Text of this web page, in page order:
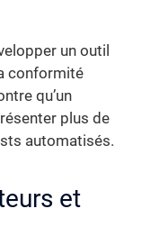
un outil
conformité
qu’un
plus de
automatisés.
et